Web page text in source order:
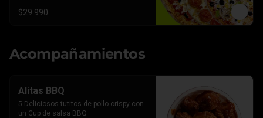
$29.990
Acompañamientos
Alitas BBQ
5 Deliciosos tutitos de pollo crispy con
un Cup de salsa BBQ